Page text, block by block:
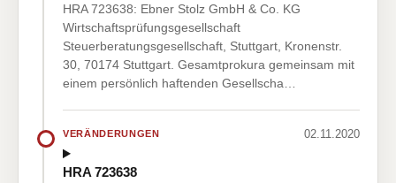
HRA 723638: Ebner Stolz GmbH & Co. KG
Wirtschaftsprüfungsgesellschaft
Steuerberatungsgesellschaft, Stuttgart, Kronenstr.
30, 70174 Stuttgart. Gesamtprokura gemeinsam mit
einem persönlich haftenden Gesellscha…
VERÄNDERUNGEN 02.11.2020
HRA 723638